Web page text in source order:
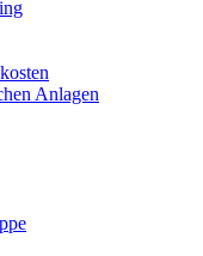
Anlagen